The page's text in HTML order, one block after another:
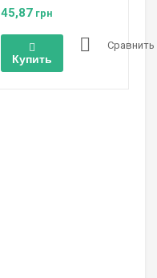
45,87грн
Купить
Сравнить